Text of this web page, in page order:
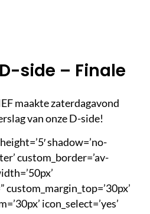
side – Finale
maakte zaterdagavond
van onze D-side!
shadow=’no-
custom_border=’av-
icon_select=’yes’